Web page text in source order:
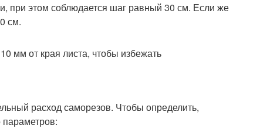
при этом соблюдается шаг равный 30 см. Если же
см.
мм от края листа, чтобы избежать
расход саморезов. Чтобы определить,
параметров: